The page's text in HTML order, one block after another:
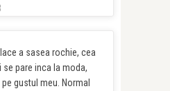
a sasea rochie, cea
se pare inca la moda,
gustul meu. Normal